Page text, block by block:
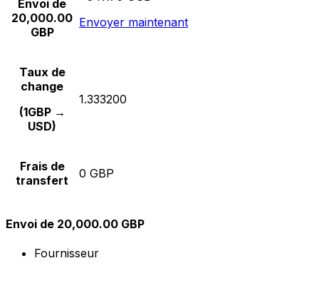
Envoi de
20,000.00
GBP
Envoyer maintenant
Taux de
change
(1GBP →
USD)
1.333200
Frais de
transfert
0 GBP
Envoi de 20,000.00 GBP
Fournisseur